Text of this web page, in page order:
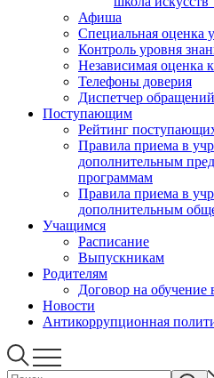
Афиша
Специальная оценка
Контроль уровня
Независимая оценка
Телефоны доверия
Диспетчер обращений
Поступающим
Рейтинг
Правила приема в учреждение по
дополнительным
программам
Правила приема в
дополнительным
Учащимся
Расписание
Выпускникам
Родителям
Договор на
Новости
Антикоррупционная